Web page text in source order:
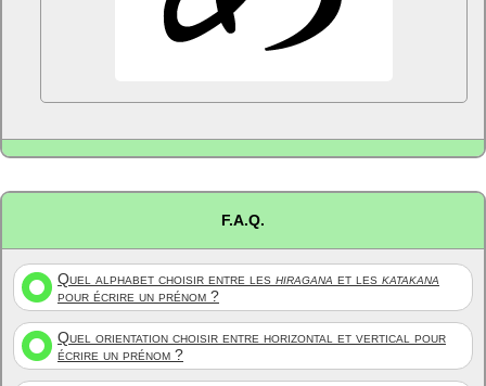
F.A.Q.
Quel alphabet choisir entre les hiragana et les katakana
pour écrire un prénom ?
Quel orientation choisir entre horizontal et vertical pour
écrire un prénom ?